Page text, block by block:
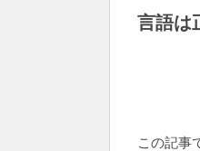
言語は
この記事